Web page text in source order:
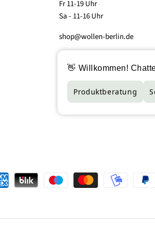
Fr 11-19 Uhr
Sa - 11-16 Uhr
shop@wollen-berlin.de
Whatsapp 015172041943
Lindower Strasse 18, 13347
2, Aufgang 5 - Tor bitte